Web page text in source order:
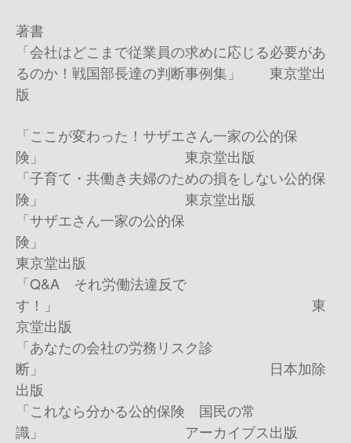
著書
「会社はどこまで従業員の求めに応じる必要があ
るのか！戦国部長達の判断事例集」 東京堂出
版
「ここが変わった！サザエさん一家の公的保
険」 東京堂出版
「子育て・共働き夫婦のための損をしない公的保
険」 東京堂出版
「サザエさん一家の公的保
険」
東京堂出版
「Q&A それ労働法違反で
す！」 東
京堂出版
「あなたの会社の労務リスク診
断」 日本加除
出版
「これなら分かる公的保険 国民の常
識」 アーカイブス出版